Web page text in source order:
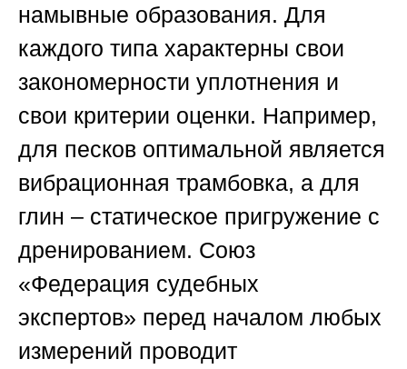
намывные образования. Для
каждого типа характерны свои
закономерности уплотнения и
свои критерии оценки. Например,
для песков оптимальной является
вибрационная трамбовка, а для
глин – статическое пригружение с
дренированием. Союз
«Федерация судебных
экспертов» перед началом любых
измерений проводит